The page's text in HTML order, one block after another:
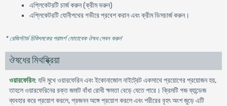
এপ্লিকেটরটি চার্জ করুন (ক্রীম ভরুন)
এপ্লিকেটরটি যোনীপথের গভীরে প্রবেশ করান এবং ক্রীম ডিসচার্জ করুন।
* রেজিস্টার্ড চিকিৎসকের পরামর্শ মোতাবেক ঔষধ সেবন করুন'
ঔষধের মিথষ্ক্রিয়া
ওয়ারফেরিন: যদি মুখে ওয়ারফেরিন এবং ইকোনাজোল নাইট্রেট একসাথে প্রয়োগের প্রয়োজন হয়,
তাহলে ওয়ারফেরিনের রক্ত জমাট বাঁধা রোধী ক্ষমতা বেড়ে যেতে পারে। ক্রিমটি গজ ব্যান্ডেজ
ব্যবহার করে প্রয়োগ করলে, প্রজনন অঙ্গে প্রয়োগ করলে এবং শরীরের বৃহৎ অংশ জুড়ে এটি